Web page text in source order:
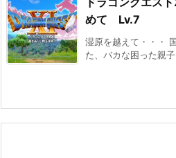
めて Lv.7
湿原を越えて・・・
た、バカな困った親